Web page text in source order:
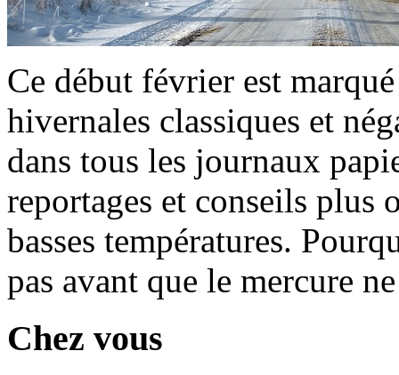
Ce début février est
hivernales classiques et
dans tous les journaux
reportages et conseils plus
basses températures.
pas avant que le mercure
Chez vous